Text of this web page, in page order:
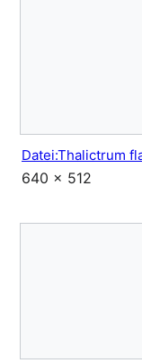
Datei:Thalictrum
640 × 512